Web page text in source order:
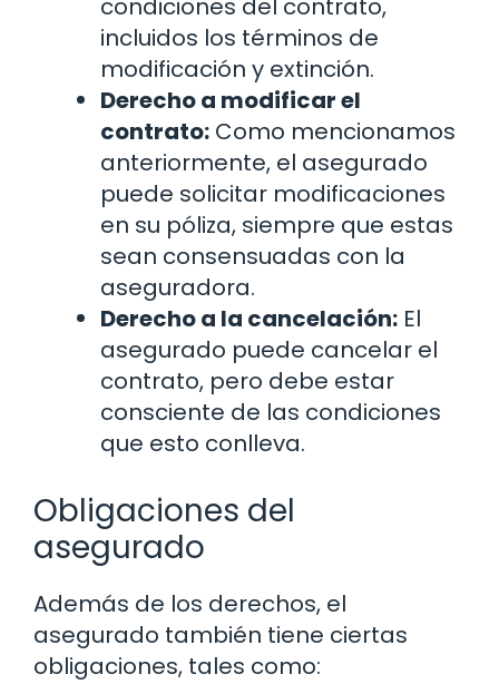
condiciones del contrato,
incluidos los términos de
modificación y extinción.
Derecho a modificar el
contrato: Como mencionamos
anteriormente, el asegurado
puede solicitar modificaciones
en su póliza, siempre que estas
sean consensuadas con la
aseguradora.
Derecho a la cancelación: El
asegurado puede cancelar el
contrato, pero debe estar
consciente de las condiciones
que esto conlleva.
Obligaciones del
asegurado
Además de los derechos, el
asegurado también tiene ciertas
obligaciones, tales como: